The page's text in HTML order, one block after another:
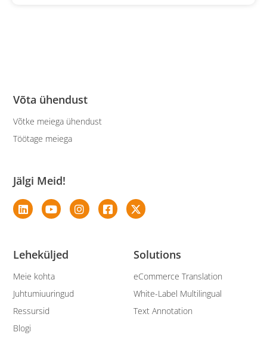
Solutions
eCommerce Translation
White-Label Multilingual
Text Annotation
Leheküljed
Meie kohta
Juhtumiuuringud
Ressursid
Blogi
Võta ühendust
Võtke meiega ühendust
Töötage meiega
Jälgi Meid!